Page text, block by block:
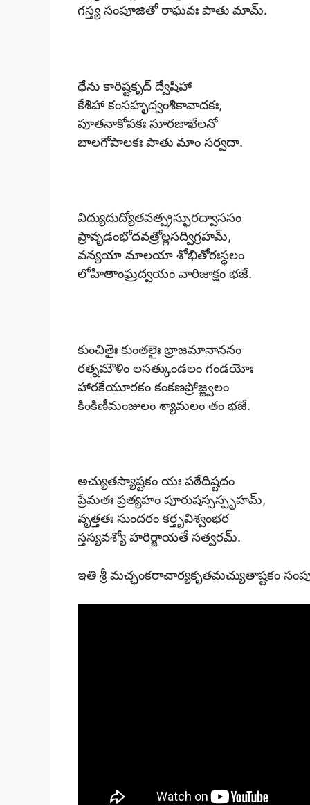
గస్త్య సంపూజితో రాఘవః పాతు మామ్.
ధేను కారిష్టకృద్ ద్వేషిహా
కేశిహా కంసహృద్వంశికావాదకః,
పూతనాకోపకః సూరజాఖేలనో
బాలగోపాలకః పాతు మాం సర్వదా.
విద్యుదుద్యోతవత్ప్రస్ఫురద్వాససం
ప్రావృడంభోదవత్రోల్లసద్విగ్రహమ్,
వన్యయా మాలయా శోభితోరఃస్థలం
లోహితాంఘ్రద్వయం వారిజాక్షం భజే.
కుంచితైః కుంతలైః భ్రాజమానాననం
రత్నమౌళిం లసత్కుండలం గండయోః
హారకేయూరకం కంకణప్రోజ్జ్వలం
కింకిణీమంజులం శ్యామలం తం భజే.
అచ్యుతస్యాష్టకం యః పఠేదిష్టదం
ప్రేమతః ప్రత్యహం పూరుషస్సస్పృహమ్,
వృత్తతః సుందరం కర్తృవిశ్వంభర
స్తస్యవశ్యో హరిర్జాయతే సత్వరమ్.
ఇతి శ్రీ మచ్ఛంకరాచార్యకృతమచ్యుతాష్టకం